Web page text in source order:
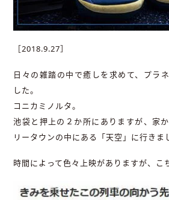
［2018.9.27］
日々の雑踏の中で癒しを求めて、プラ
した。
コニカミノルタ。
池袋と押上の２か所にありますが、家
リータウンの中にある「天空」に行きま
時間によって色々上映がありますが、こ